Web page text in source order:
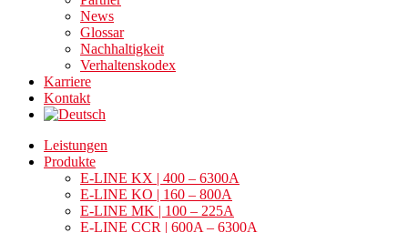
News
Glossar
Nachhaltigkeit
Verhaltenskodex
Karriere
Kontakt
Leistungen
Produkte
E-LINE KX | 400 – 6300A
E-LINE KO | 160 – 800A
E-LINE MK | 100 – 225A
E-LINE CCR | 600A – 6300A